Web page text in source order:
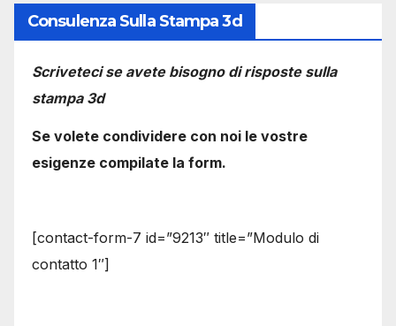
Consulenza Sulla Stampa 3d
Scriveteci se avete bisogno di risposte sulla
stampa 3d
Se volete condividere con noi le vostre
esigenze compilate la form.
[contact-form-7 id=”9213″ title=”Modulo di
contatto 1″]